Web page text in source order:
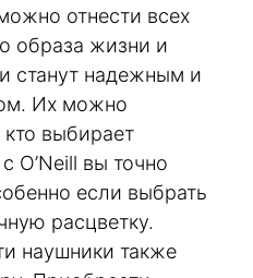
отнести всех
образа жизни и
станут надежным и
Их можно
выбирает
O’Neill вы точно
если выбрать
расцветку.
наушники также